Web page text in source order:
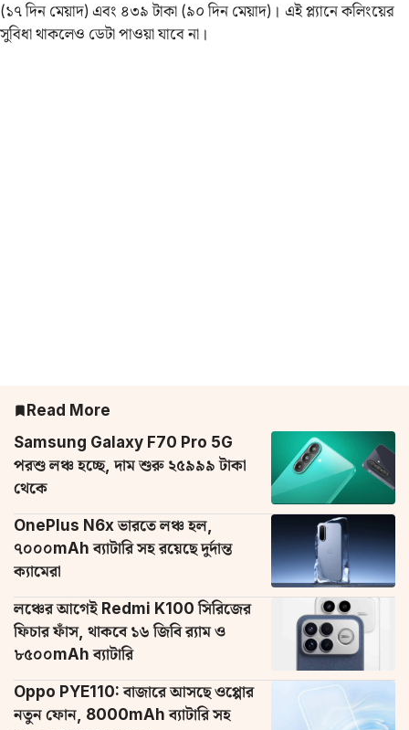
(১৭ দিন মেয়াদ) এবং ৪৩৯ টাকা (৯০ দিন মেয়াদ)। এই প্ল্যানে কলিংয়ের
সুবিধা থাকলেও ডেটা পাওয়া যাবে না।
Read More
Samsung Galaxy F70 Pro 5G
পরশু লঞ্চ হচ্ছে, দাম শুরু ২৫৯৯৯ টাকা
থেকে
OnePlus N6x ভারতে লঞ্চ হল,
৭০০০mAh ব্যাটারি সহ রয়েছে দুর্দান্ত
ক্যামেরা
লঞ্চের আগেই Redmi K100 সিরিজের
ফিচার ফাঁস, থাকবে ১৬ জিবি র‌্যাম ও
৮৫০০mAh ব্যাটারি
Oppo PYE110: বাজারে আসছে ওপ্পোর
নতুন ফোন, 8000mAh ব্যাটারি সহ